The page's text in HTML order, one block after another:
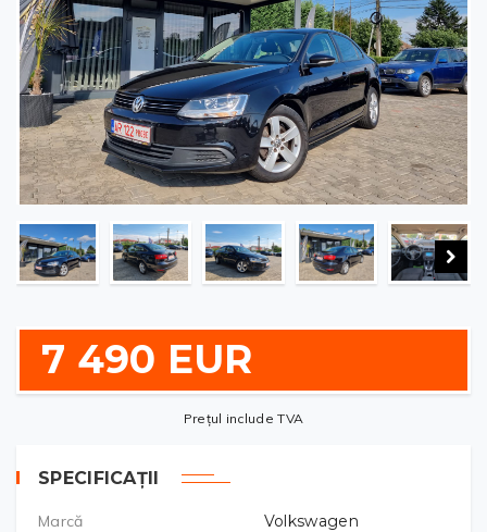
7 490 EUR
Prețul include TVA
SPECIFICAȚII
Marcă
Volkswagen